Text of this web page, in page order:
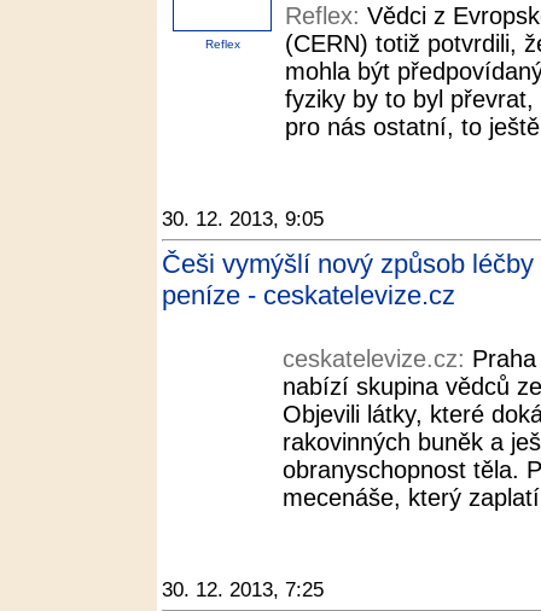
Reflex
Reflex: Vědci z
(CERN) totiž potvrdili,
mohla být
fyziky by to byl
pro nás ostatní, to
30. 12. 2013, 9:05
Češi vymýšlí nový způsob
peníze - ceskatelevize.cz
ceskatelevize.cz:
nabízí skupina vědců
Objevili látky, které
rakovinných buněk a
obranyschopnost těla.
mecenáše, který
30. 12. 2013, 7:25